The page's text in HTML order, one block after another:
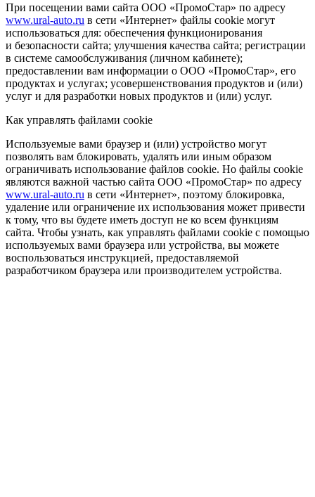
При посещении вами сайта ООО «ПромоСтар» по адресу
www.ural-auto.ru в сети «Интернет» файлы cookie могут
использоваться для: обеспечения функционирования
и безопасности сайта; улучшения качества сайта; регистрации
в системе самообслуживания (личном кабинете);
предоставлении вам информации о ООО «ПромоСтар», его
продуктах и услугах; усовершенствования продуктов и (или)
услуг и для разработки новых продуктов и (или) услуг.
Как управлять файлами cookie
Используемые вами браузер и (или) устройство могут
позволять вам блокировать, удалять или иным образом
ограничивать использование файлов cookie. Но файлы cookie
являются важной частью сайта ООО «ПромоСтар» по адресу
www.ural-auto.ru в сети «Интернет», поэтому блокировка,
удаление или ограничение их использования может привести
к тому, что вы будете иметь доступ не ко всем функциям
сайта. Чтобы узнать, как управлять файлами cookie с помощью
используемых вами браузера или устройства, вы можете
воспользоваться инструкцией, предоставляемой
разработчиком браузера или производителем устройства.